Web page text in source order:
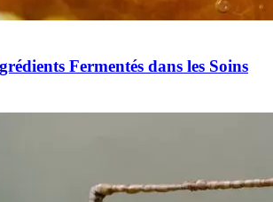
Fermentés dans les Soins